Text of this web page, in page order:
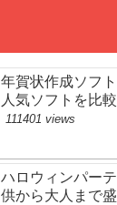
年賀状作成ソフ
人気ソフトを比
111401 views
ハロウィンパー
供から大人まで